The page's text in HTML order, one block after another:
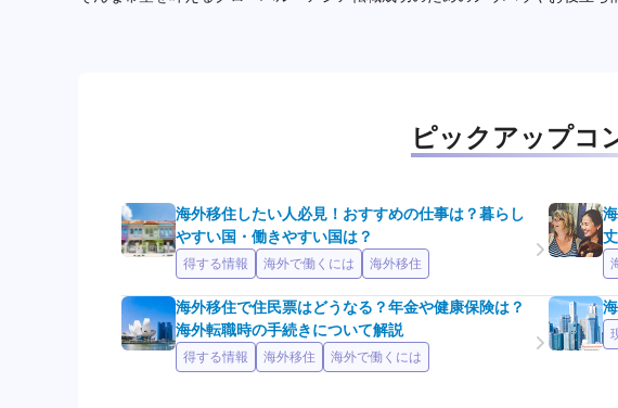
ピックアップコ
海外移住したい人必見！おすすめの仕事は？暮らし
やすい国・働きやすい国は？
得する情報 海外で働くには 海外移住
海外移住で住民票はどうなる？年金や健康保険は？
海外転職時の手続きについて解説
得する情報 海外移住 海外で働くには